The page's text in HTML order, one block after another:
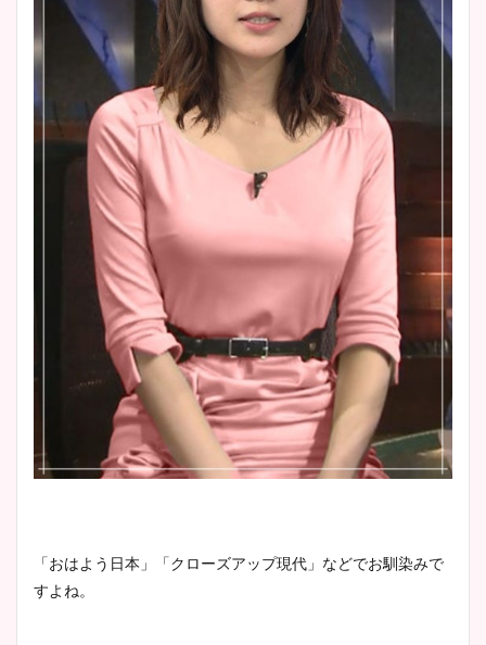
「おはよう日本」「クローズアップ現代」などでお馴染みで
すよね。